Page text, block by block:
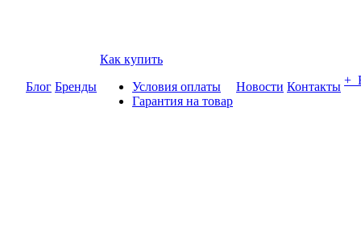
Блог Бренды
Как купить
Условия оплаты
Гарантия на товар
Новости Контакты +